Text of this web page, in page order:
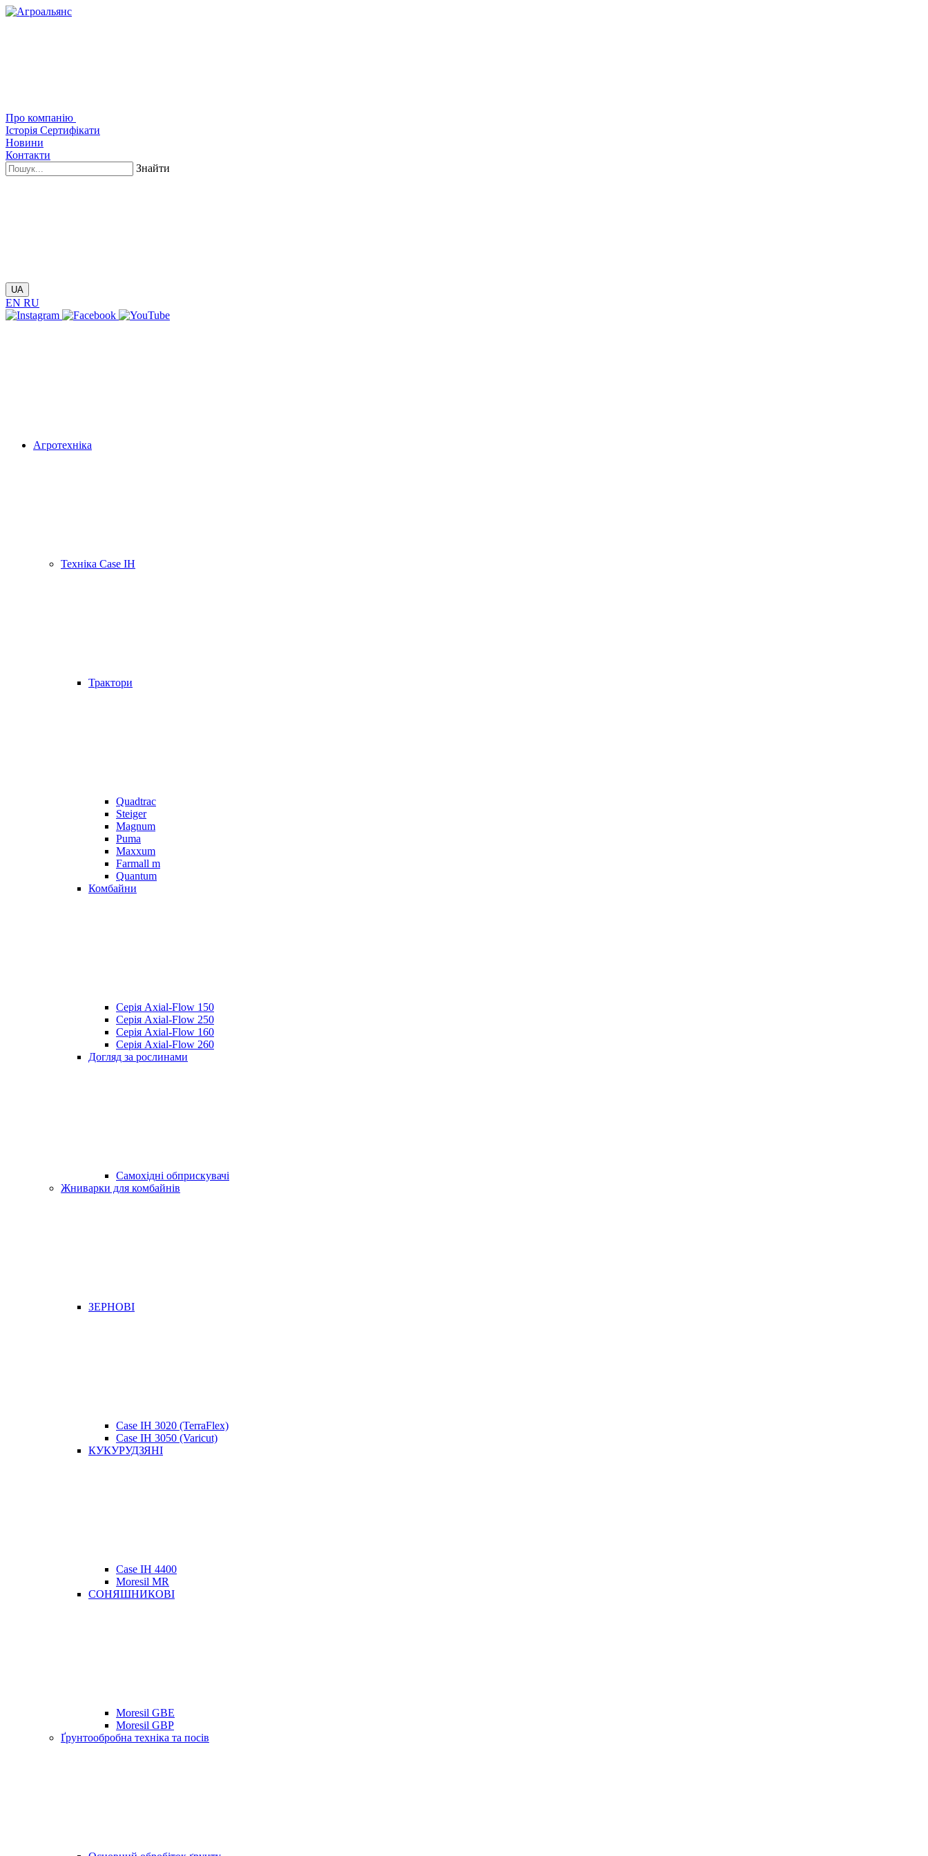
Про компанію
Історія Сертифікати
Новини
Контакти
Знайти
UA
EN RU
Агротехніка
Техніка Case IH
Трактори
Quadtrac
Steiger
Magnum
Puma
Maxxum
Farmall m
Quantum
Комбайни
Серія Axial-Flow 150
Серія Axial-Flow 250
Серія Axial-Flow 160
Серія Axial-Flow 260
Догляд за рослинами
Самохідні обприскувачі
Жниварки для комбайнів
ЗЕРНОВІ
Case IH 3020 (TerraFlex)
Case IH 3050 (Varicut)
КУКУРУДЗЯНІ
Case IH 4400
Moresil MR
СОНЯШНИКОВІ
Moresil GBE
Moresil GBP
Ґрунтообробна техніка та посів